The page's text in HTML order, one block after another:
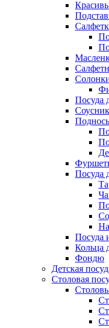
Посуда
Посуда
Посуда
Кольца
Фондю
Детская
Столовая